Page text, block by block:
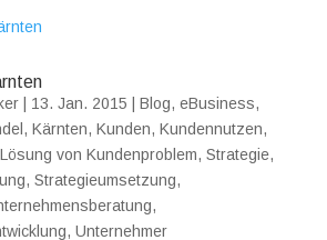
| 13. Jan. 2015 Blog, eBusiness,
, Kärnten, Kunden, Kundennutzen,
Lösung von Kundenproblem, Strategie,
, Strategieumsetzung,
,
, Unternehmer